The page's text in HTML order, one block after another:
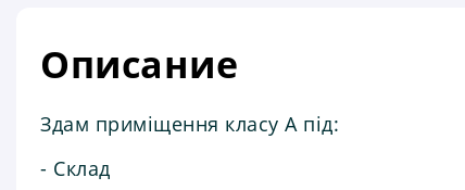
Описание
Здам приміщення класу А під:
- Склад